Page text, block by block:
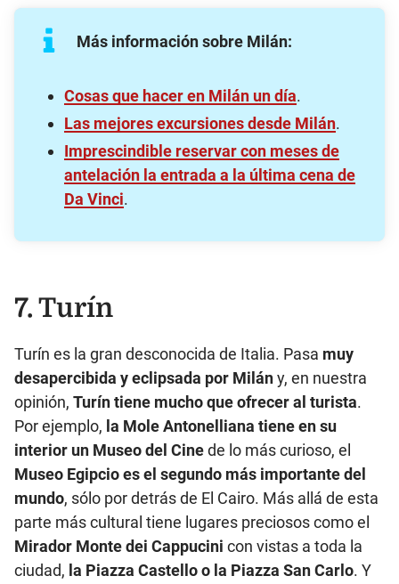
Más información sobre Milán:
Cosas que hacer en Milán un día.
Las mejores excursiones desde Milán.
Imprescindible reservar con meses de
antelación la entrada a la última cena de
Da Vinci.
7. Turín
Turín es la gran desconocida de Italia. Pasa muy
desapercibida y eclipsada por Milány, en nuestra
opinión, Turín tiene mucho que ofrecer al turista.
Por ejemplo, la Mole Antonelliana tiene en su
interior un Museo del Cinede lo más curioso, el
Museo Egipcio es el segundo más importante del
mundo, sólo por detrás de El Cairo. Más allá de esta
parte más cultural tiene lugares preciosos como el
Mirador Monte dei Cappucini con vistas a toda la
ciudad, la Piazza Castello o la Piazza San Carlo. Y